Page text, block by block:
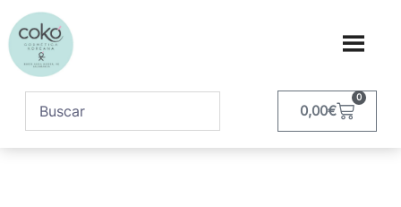
0,00€
0